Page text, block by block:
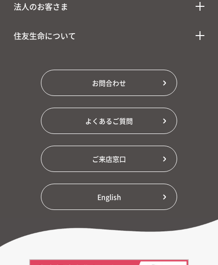
法人のお客さま
住友生命について
お問合わせ
よくあるご質問
ご来店窓口
English